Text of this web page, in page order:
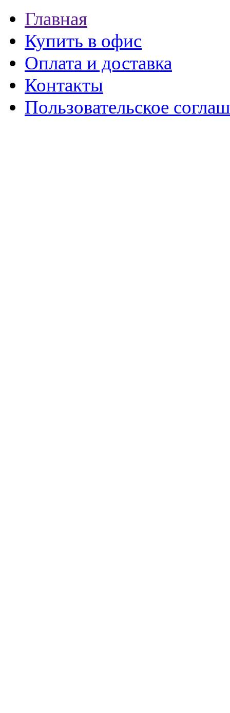
Главная
Купить в офис
Оплата и доставка
Контакты
Пользовательское